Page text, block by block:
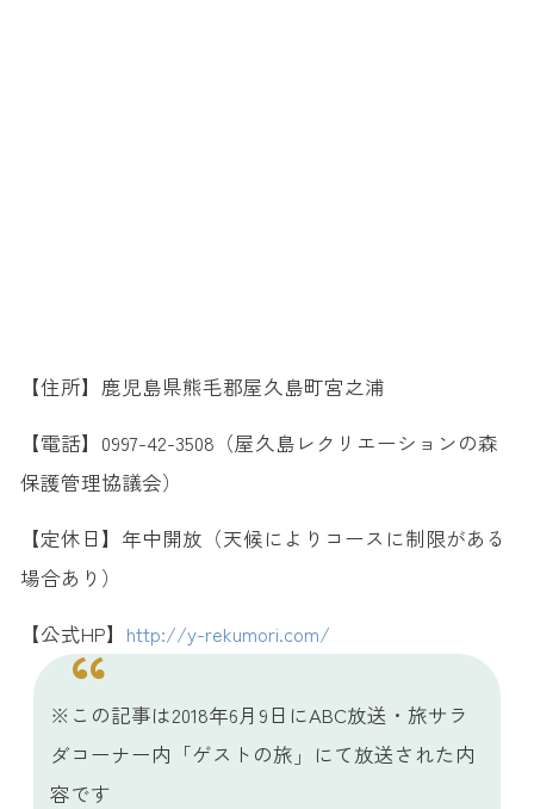
【住所】鹿児島県熊毛郡屋久島町宮之浦
【電話】0997-42-3508（屋久島レクリエーションの森
保護管理協議会）
【定休日】年中開放（天候によりコースに制限がある
場合あり）
【公式HP】 http://y-rekumori.com/
※この記事は2018年6月9日にABC放送・旅サラ
ダコーナー内「ゲストの旅」にて放送された内
容です